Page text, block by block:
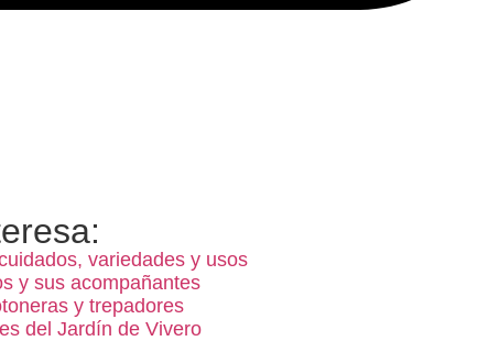
variedades y usos
y sus acompañantes
y trepadores
del Jardín de Vivero